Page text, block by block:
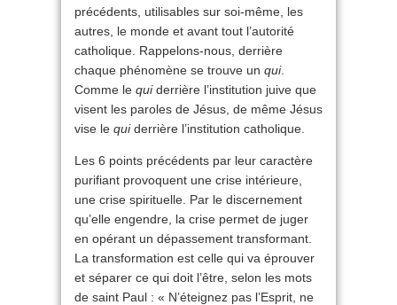
précédents, utilisables sur soi-même, les
autres, le monde et avant tout l’autorité
catholique. Rappelons-nous, derrière
chaque phénomène se trouve un qui.
Comme le quiderrière l’institution juive que
visent les paroles de Jésus, de même Jésus
vise le quiderrière l’institution catholique.
Les 6 points précédents par leur caractère
purifiant provoquent une crise intérieure,
une crise spirituelle. Par le discernement
qu’elle engendre, la crise permet de juger
en opérant un dépassement transformant.
La transformation est celle qui va éprouver
et séparer ce qui doit l’être, selon les mots
de saint Paul : « N’éteignez pas l’Esprit, ne